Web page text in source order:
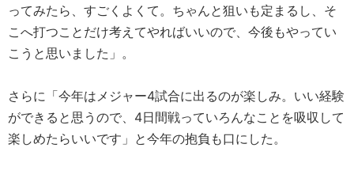
ってみたら、すごくよくて。ちゃんと狙いも定まるし、そ
こへ打つことだけ考えてやればいいので、今後もやってい
こうと思いました」。
さらに「今年はメジャー4試合に出るのが楽しみ。いい経験
ができると思うので、4日間戦っていろんなことを吸収して
楽しめたらいいです」と今年の抱負も口にした。